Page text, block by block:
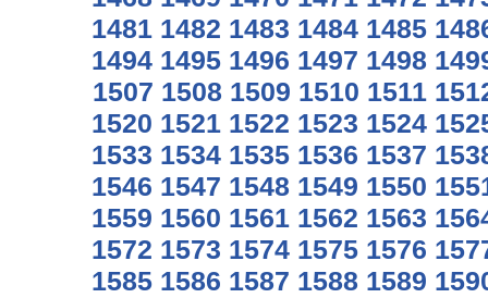
1481 1482 1483 1484 1485
1494 1495 1496 1497 1498
1507 1508 1509 1510 1511
1520 1521 1522 1523 1524
1533 1534 1535 1536 1537
1546 1547 1548 1549 1550
1559 1560 1561 1562 1563
1572 1573 1574 1575 1576
1585 1586 1587 1588 1589